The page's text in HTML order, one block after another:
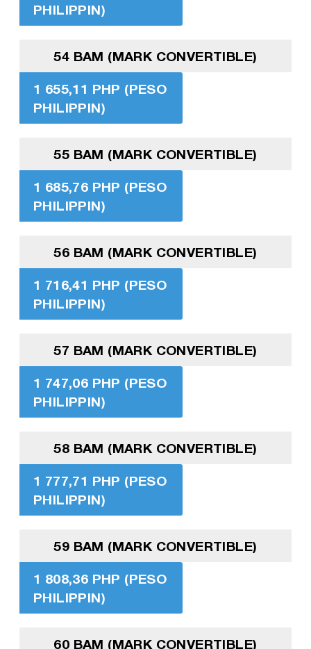
PHILIPPIN)
54 BAM (MARK CONVERTIBLE)
1 655,11 PHP (PESO
PHILIPPIN)
55 BAM (MARK CONVERTIBLE)
1 685,76 PHP (PESO
PHILIPPIN)
56 BAM (MARK CONVERTIBLE)
1 716,41 PHP (PESO
PHILIPPIN)
57 BAM (MARK CONVERTIBLE)
1 747,06 PHP (PESO
PHILIPPIN)
58 BAM (MARK CONVERTIBLE)
1 777,71 PHP (PESO
PHILIPPIN)
59 BAM (MARK CONVERTIBLE)
1 808,36 PHP (PESO
PHILIPPIN)
60 BAM (MARK CONVERTIBLE)